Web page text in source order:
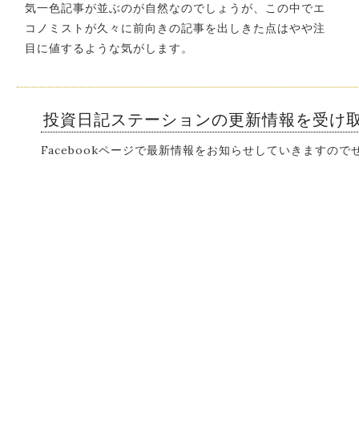
気一色記事が並ぶのが自然なのでしょうが、この中でエ
コノミストが久々に前向きの記事を出しきた点はやや注
目に値するような気がします。
投資日記ステーションの更新情報を受け
Facebookページで最新情報をお知らせしていきますので